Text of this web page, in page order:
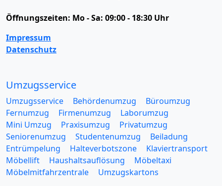
Öffnungszeiten: Mo - Sa: 09:00 - 18:30 Uhr
Impressum
Datenschutz
Umzugsservice
Umzugsservice Behördenumzug
Büroumzug
Fernumzug
Firmenumzug
Laborumzug
Mini Umzug
Praxisumzug
Privatumzug
Seniorenumzug
Studentenumzug
Beiladung
Entrümpelung
Halteverbotszone
Klaviertransport
Möbellift
Haushaltsauflösung
Möbeltaxi
Möbelmitfahrzentrale
Umzugskartons